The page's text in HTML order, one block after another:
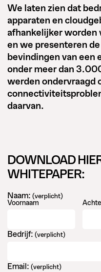
We laten zien dat
apparaten en
afhankelijker worden
en we presenteren
bevindingen van een
onder meer dan
werden ondervraagd
daarvan.
DOWNLOAD
WHITEPAPER:
Naam: (verplicht)
Voornaam
Bedrijf: (verplicht)
Email: (verplicht)